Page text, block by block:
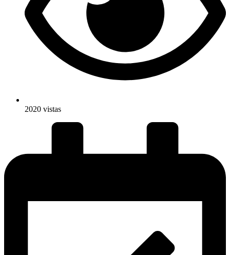
2020 vistas